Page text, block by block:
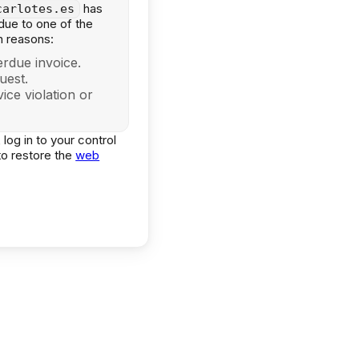
has
to one of the
reasons:
invoice.
violation or
in to your control
restore theweb